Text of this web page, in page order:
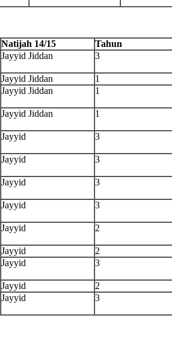
Natijah 14/15 Tahun
Jayyid Jiddan 3
Jayyid Jiddan 1
Jayyid Jiddan 1
Jayyid Jiddan 1
Jayyid 3
Jayyid 3
Jayyid 3
Jayyid 3
Jayyid 2
Jayyid 2
Jayyid 3
Jayyid 2
Jayyid 3